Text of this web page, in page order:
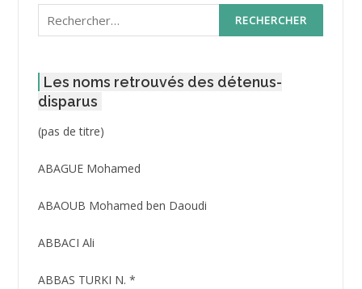
Rechercher :
Les noms retrouvés des détenus-
disparus
(pas de titre)Post
3416
ABAGUE Mohamed
ABAOUB Mohamed ben Daoudi
ABBACI Ali
ABBAS TURKI N. *